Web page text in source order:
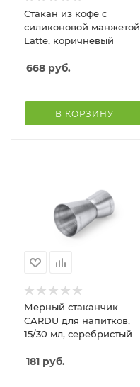
Стакан из кофе с
силиконовой манжетой
Latte, коричневый
668 руб.
В КОРЗИНУ
Мерный стаканчик
CARDU для напитков,
15/30 мл, серебристый
181 руб.